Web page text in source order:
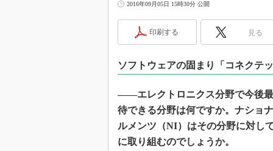
製品分
“異端児
イノベ
JASA発
2016年09月05日 15時30分 公開
印刷する 見る
ソフトウェアの固まり「コネクテ
――エレクトロニクス分野で今後
待できる分野は何ですか。ナショ
ルメンツ（NI）はその分野に対し
に取り組むのでしょうか。